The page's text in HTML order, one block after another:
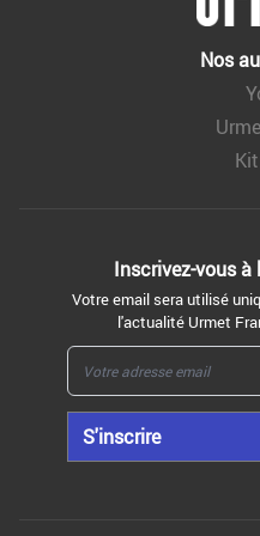
Nos
Inscrivez-vous à
Votre email sera utilisé
l'actualité Urmet
S'inscrire